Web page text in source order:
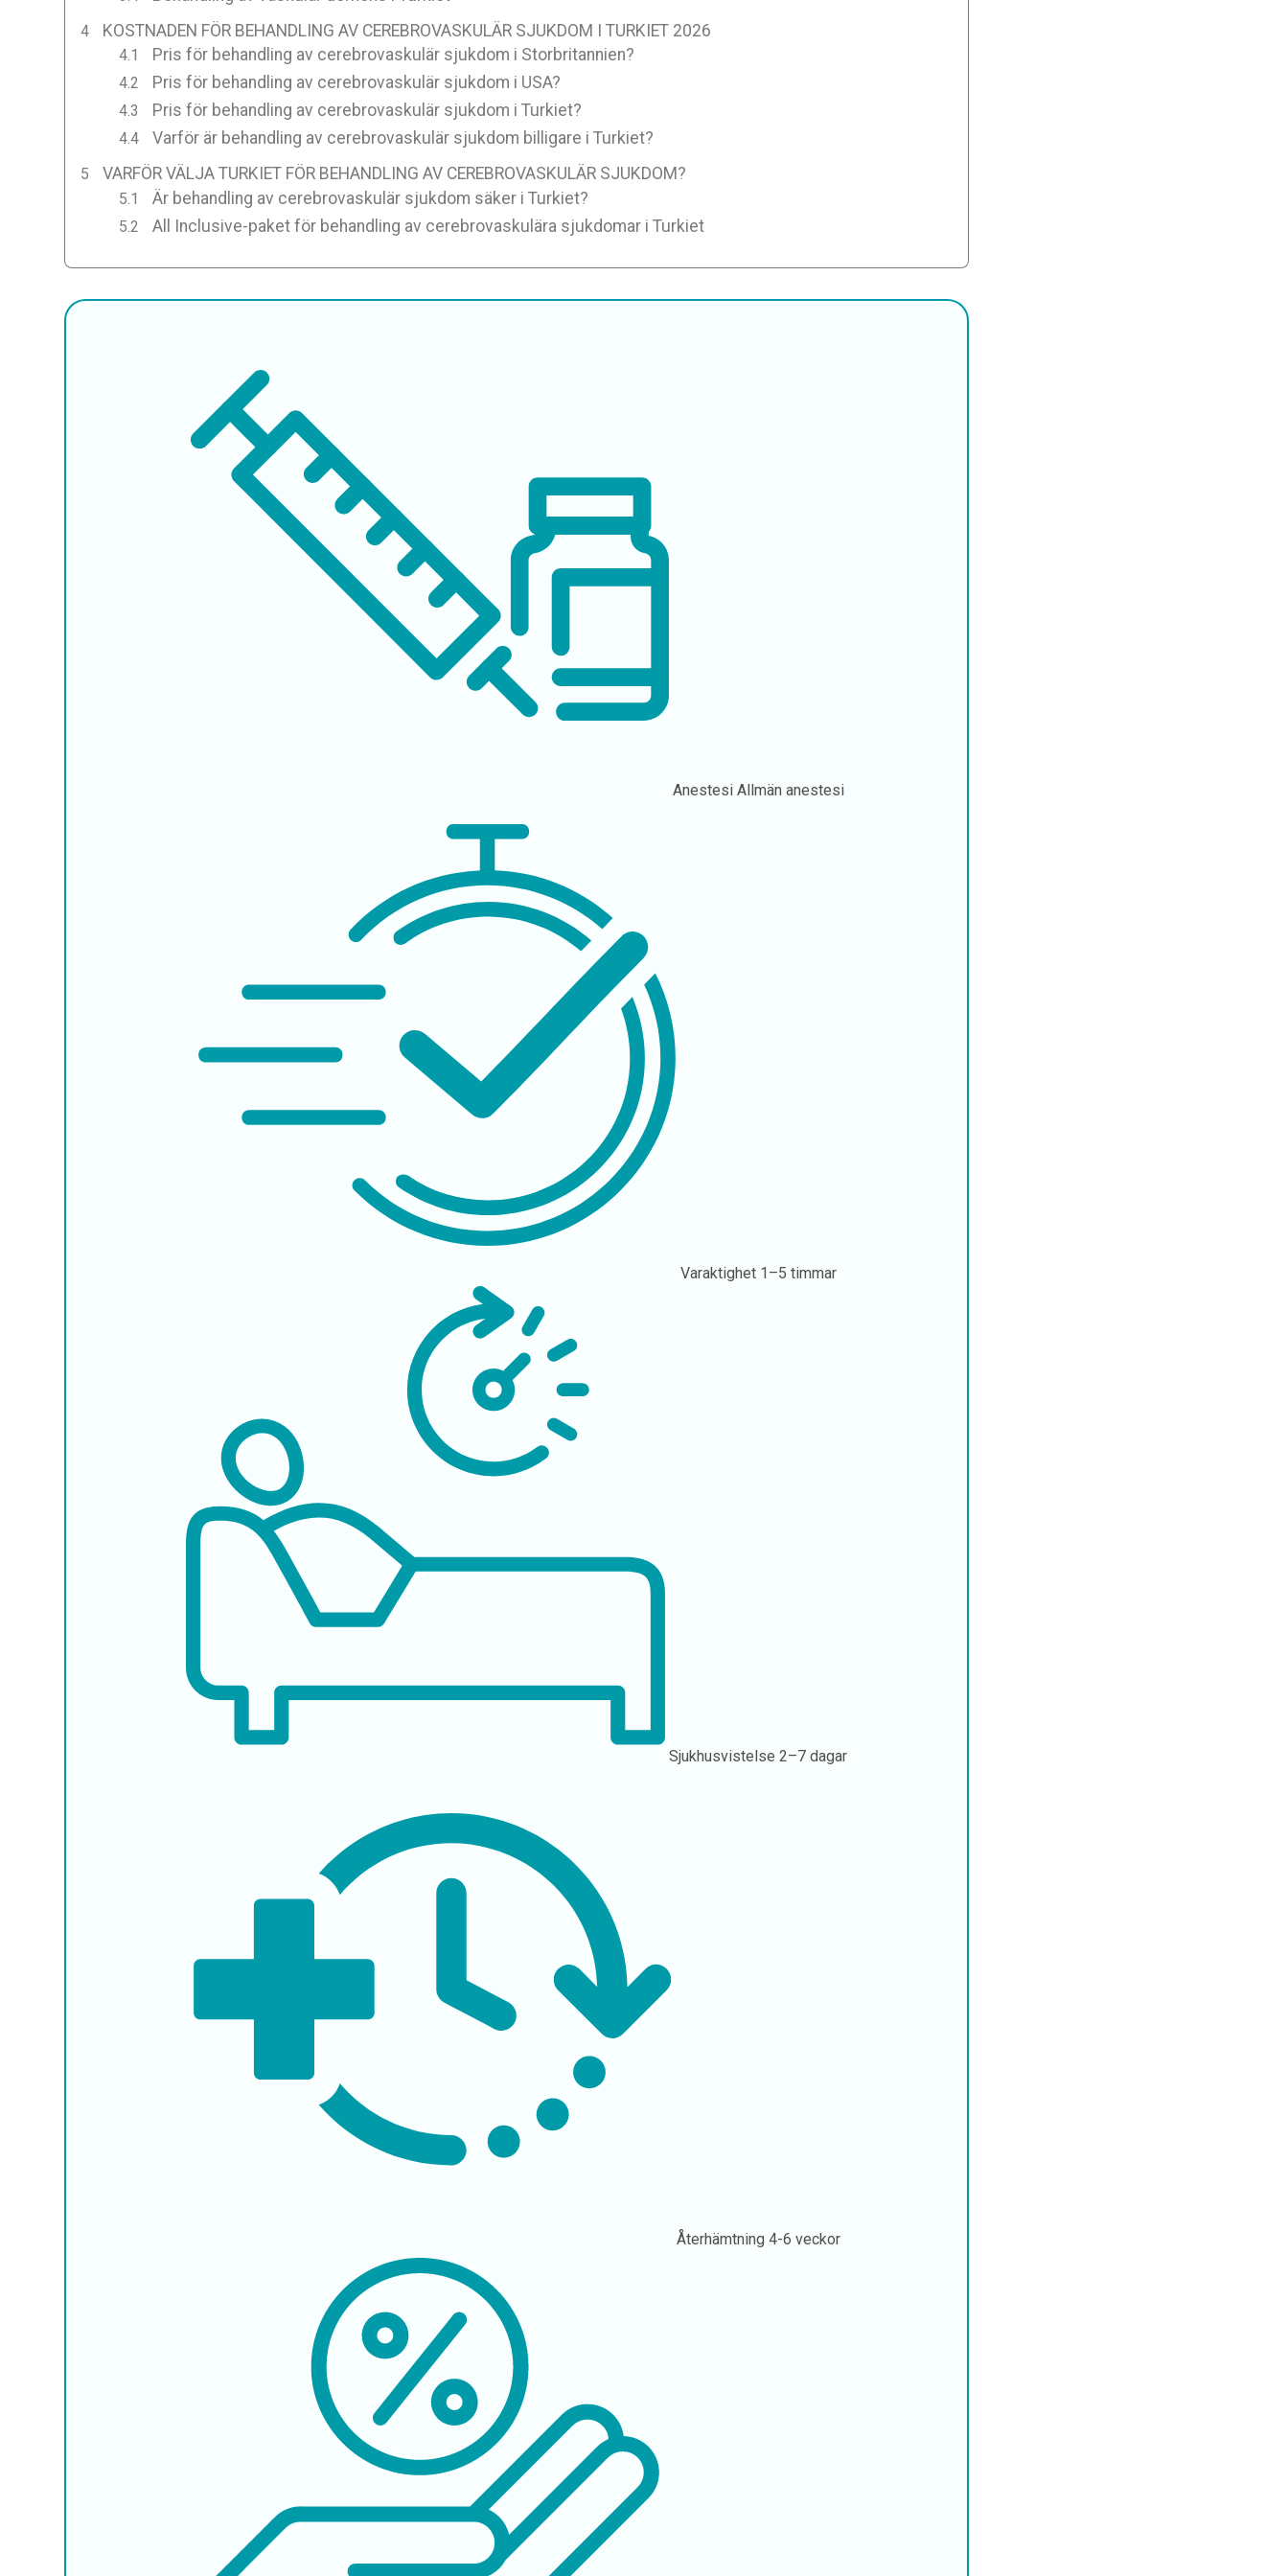
KOSTNADEN FÖR BEHANDLING AV CEREBROVASKULÄR SJUKDOM I TURKIET 2026
Pris för behandling av cerebrovaskulär sjukdom i Storbritannien?
Pris för behandling av cerebrovaskulär sjukdom i USA?
Pris för behandling av cerebrovaskulär sjukdom i Turkiet?
Varför är behandling av cerebrovaskulär sjukdom billigare i Turkiet?
VARFÖR VÄLJA TURKIET FÖR BEHANDLING AV CEREBROVASKULÄR SJUKDOM?
Är behandling av cerebrovaskulär sjukdom säker i Turkiet?
All Inclusive-paket för behandling av cerebrovaskulära sjukdomar i Turkiet
Anestesi Allmän anestesi
Varaktighet 1–5 timmar
Sjukhusvistelse2–7 dagar
Återhämtning 4-6 veckor